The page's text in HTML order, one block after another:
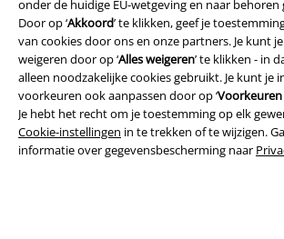
onder de huidige EU-wetgeving en naar behoren
Door op ‘Akkoord’ te klikken, geef je
van cookies door ons en onze partners. Je kunt
weigeren door op ‘Alles weigeren’ te klikken - in
alleen noodzakelijke cookies gebruikt. Je kunt je
voorkeuren ook aanpassen door op ‘
Je hebt het recht om je toestemming op elk
Cookie-instellingen in te trekken of te wijzigen.
informatie over gegevensbescherming naar
Verklaring van conformiteit
Informatie over toegankelijkheid
Cookie-instellingen
Annuleer bestelling